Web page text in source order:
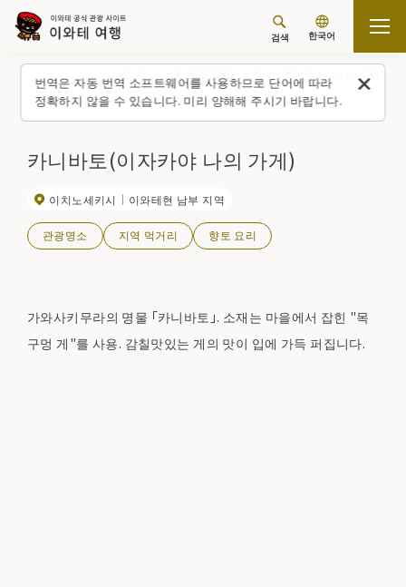
번역은 자동 번역 소프트웨어를 사용하므로 단어에 따라
정확하지 않을 수 있습니다. 미리 양해해 주시기 바랍니다.
검색 한국어
카니바토(이자카야 나의 가게)
이치노세키시 이와테현 남부 지역
관광명소 지역 먹거리 향토 요리
가와사키무라의 명물 「카니바토」. 소재는 마을에서 잡힌 "목
구멍 게"를 사용. 감칠맛있는 게의 맛이 입에 가득 퍼집니다.